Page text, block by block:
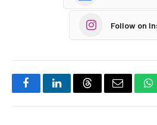
Follow on
FacebookLinkedInThreadsEmail